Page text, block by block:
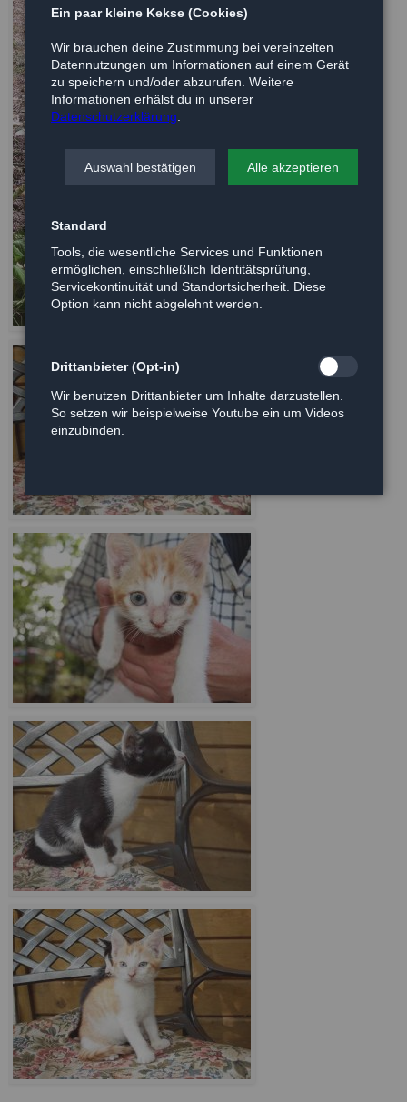
Ein paar kleine Kekse (Cookies)
Wir brauchen deine Zustimmung bei vereinzelten
Datennutzungen um Informationen auf einem Gerät
zu speichern und/oder abzurufen. Weitere
Informationen erhälst du in unserer
Datenschutzerklärung
Auswahl bestätigen Alle akzeptieren
Standard
Tools, die wesentliche Services und Funktionen
ermöglichen, einschließlich Identitätsprüfung,
Servicekontinuität und Standortsicherheit. Diese
Option kann nicht abgelehnt werden.
Drittanbieter (Opt-in)
Wir benutzen Drittanbieter um Inhalte darzustellen.
So setzen wir beispielweise Youtube ein um Videos
einzubinden.